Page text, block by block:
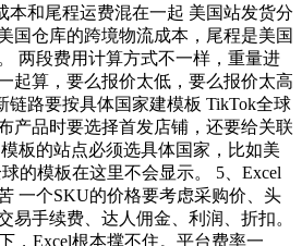
本和尾程运费混在一起 美国站发货分
国仓库的跨境物流成本，尾程是美国
两段费用计算方式不一样，重量进
起算，要么报价太低，要么报价太高
链路要按具体国家建模板 TikTok全球
产品时要选择首发店铺，还要给关联
板的站点必须选具体国家，比如美
的模板在这里不会显示。 5、Excel
一个SKU的价格要考虑采购价、头
易手续费、达人佣金、利润、折扣。
，Excel根本撑不住。平台费率一